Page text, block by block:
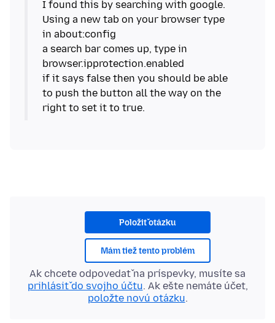
I found this by searching with google.
Using a new tab on your browser type
in about:config
a search bar comes up, type in
browser.ipprotection.enabled
if it says false then you should be able
to push the button all the way on the
Položiť otázku
Mám tiež tento problém
Ak chcete odpovedať na príspevky, musíte sa
prihlásiť do svojho účtu. Ak ešte nemáte účet,
položte novú otázku.